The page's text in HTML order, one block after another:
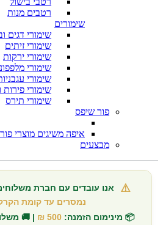
רטבים מנות
שימורים
שימורי דגים
שימורי זיתים
שימורי ירקות
שימורי
שימורי
שימורי פירות
שימורי תירס
פור שיפס
איפה משיגים מוצרי
מבצעים
⚠️ אנו עובדים עם חברת
נמסרים עד קומת
📦 מינימום הזמנה: 500 ₪
| 🚚